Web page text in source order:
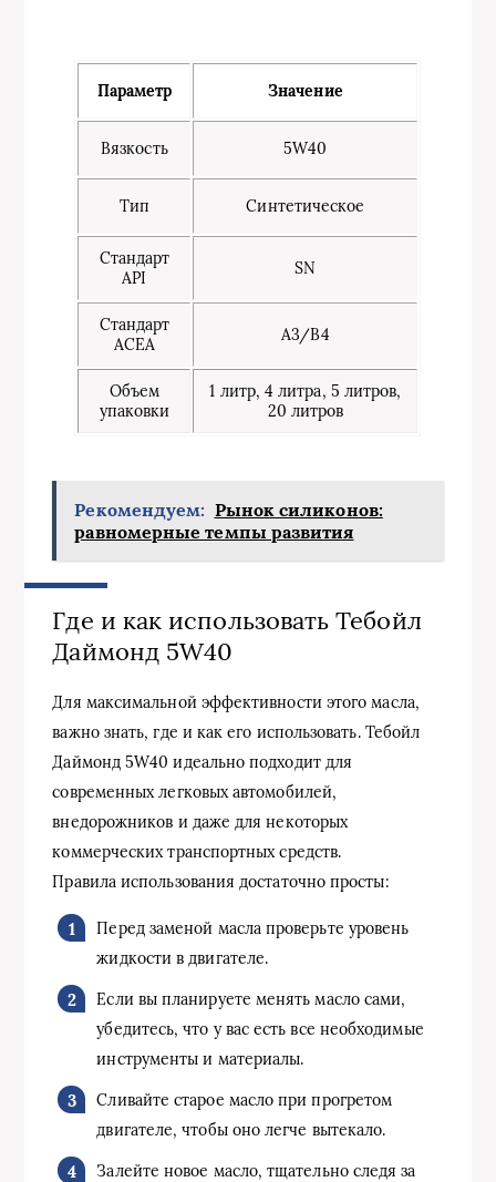
Параметр Значение
Вязкость 5W40
Тип Синтетическое
Стандарт
API
SN
Стандарт
ACEA
A3/B4
Объем
упаковки
1 литр, 4 литра, 5 литров,
20 литров
Рекомендуем: Рынок силиконов:
равномерные темпы развития
Где и как использовать Тебойл
Даймонд 5W40
Для максимальной эффективности этого масла,
важно знать, где и как его использовать. Тебойл
Даймонд 5W40 идеально подходит для
современных легковых автомобилей,
внедорожников и даже для некоторых
коммерческих транспортных средств.
Правила использования достаточно просты:
Перед заменой масла проверьте уровень
жидкости в двигателе.
Если вы планируете менять масло сами,
убедитесь, что у вас есть все необходимые
инструменты и материалы.
Сливайте старое масло при прогретом
двигателе, чтобы оно легче вытекало.
Залейте новое масло, тщательно следя за